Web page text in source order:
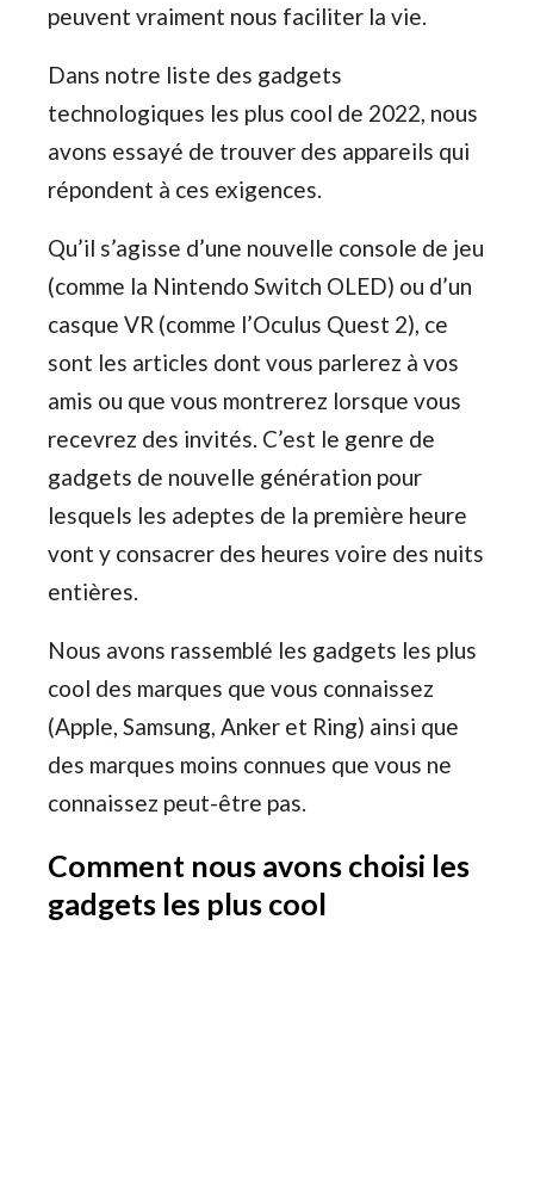
peuvent vraiment nous faciliter la vie.
Dans notre liste des gadgets
technologiques les plus cool de 2022, nous
avons essayé de trouver des appareils qui
répondent à ces exigences.
Qu’il s’agisse d’une nouvelle console de jeu
(comme la Nintendo Switch OLED) ou d’un
casque VR (comme l’Oculus Quest 2), ce
sont les articles dont vous parlerez à vos
amis ou que vous montrerez lorsque vous
recevrez des invités. C’est le genre de
gadgets de nouvelle génération pour
lesquels les adeptes de la première heure
vont y consacrer des heures voire des nuits
entières.
Nous avons rassemblé les gadgets les plus
cool des marques que vous connaissez
(Apple, Samsung, Anker et Ring) ainsi que
des marques moins connues que vous ne
connaissez peut-être pas.
Comment nous avons choisi les
gadgets les plus cool